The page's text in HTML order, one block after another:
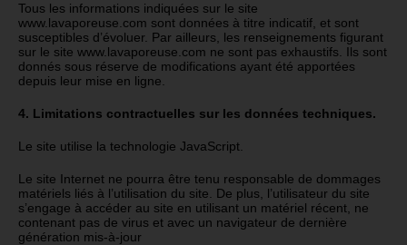
Tous les informations indiquées sur le site
www.lavaporeuse.com sont données à titre indicatif, et sont
susceptibles d’évoluer. Par ailleurs, les renseignements figurant
sur le site www.lavaporeuse.com ne sont pas exhaustifs. Ils sont
donnés sous réserve de modifications ayant été apportées
depuis leur mise en ligne.
4. Limitations contractuelles sur les données techniques.
Le site utilise la technologie JavaScript.
Le site Internet ne pourra être tenu responsable de dommages
matériels liés à l’utilisation du site. De plus, l’utilisateur du site
s’engage à accéder au site en utilisant un matériel récent, ne
contenant pas de virus et avec un navigateur de dernière
génération mis-à-jour